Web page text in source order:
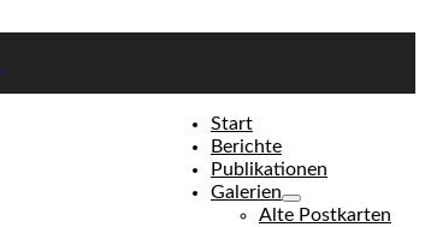
Start
Berichte
Publikationen
Galerien
Alte Postkarten